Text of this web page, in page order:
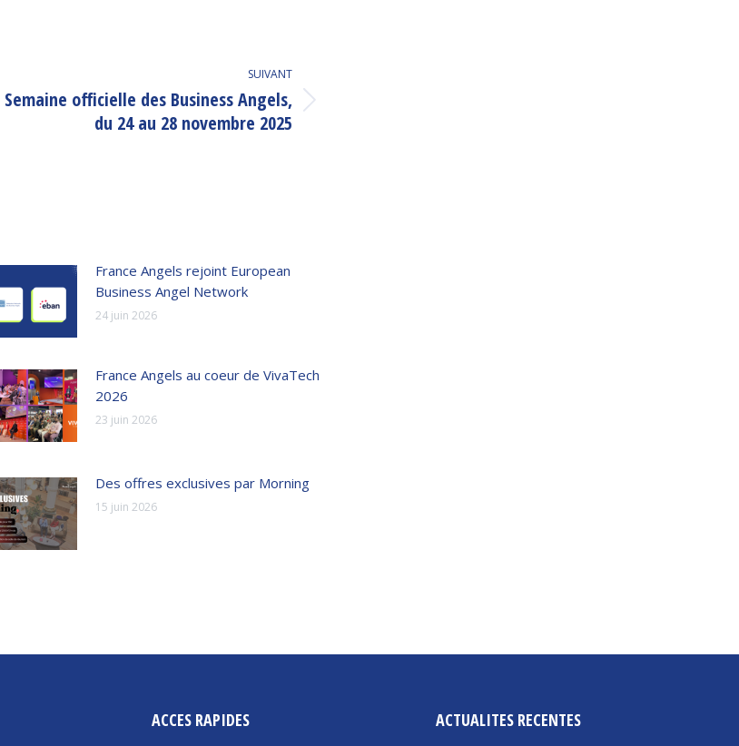
SUIVANT
Article
Semaine officielle des Business Angels,
du 24 au 28 novembre 2025
France Angels rejoint European
Business Angel Network
24 juin 2026
France Angels au coeur de VivaTech
2026
23 juin 2026
Des offres exclusives par Morning
15 juin 2026
ACCES RAPIDES ACTUALITES RECENTES